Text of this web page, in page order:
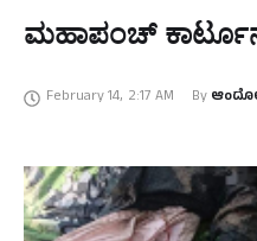
ಮಹಾಪಂಚ್‌
February 14, 2:17 AM By